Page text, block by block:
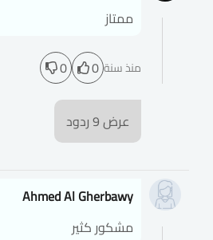
ممتاز
منذ سنة 0
0
عرض9ردود
Ahmed Al Gherbawy
مشكور كثير